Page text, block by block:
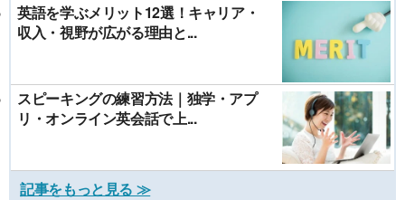
英語を学ぶメリット12選！キャリア・
収入・視野が広がる理由と...
スピーキングの練習方法｜独学・アプ
リ・オンライン英会話で上...
記事をもっと見る ≫